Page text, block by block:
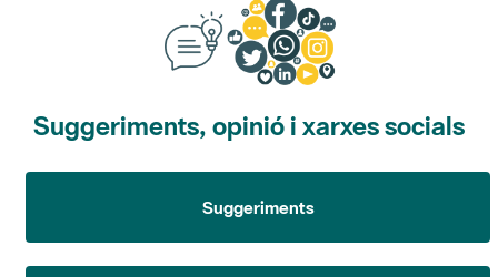
Suggeriments, opinió i xarxes socials
Suggeriments